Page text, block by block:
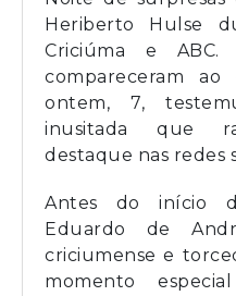
Heriberto Hulse
Criciúma e
compareceram
ontem, 7,
inusitada que
destaque nas redes
Antes do início
Eduardo de
criciumense e
momento